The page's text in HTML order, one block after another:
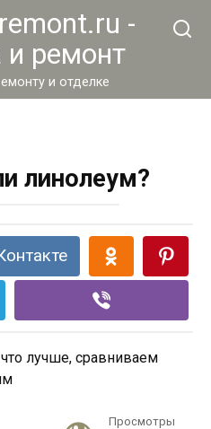
-
и ремонт
и отделке
линолеум?
Просмотры